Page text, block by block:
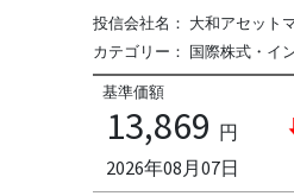
投信会社名： 大和アセット
カテゴリー： 国際株式・イ
基準価額
13,869 円
2026年08月07日